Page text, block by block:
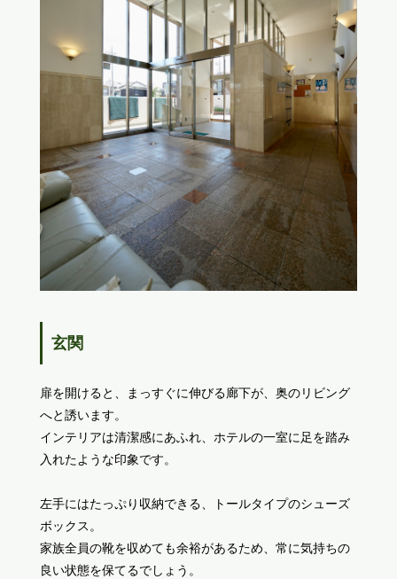
玄関
扉を開けると、まっすぐに伸びる廊下が、奥のリビング
へと誘います。
インテリアは清潔感にあふれ、ホテルの一室に足を踏み
入れたような印象です。
左手にはたっぷり収納できる、トールタイプのシューズ
ボックス。
家族全員の靴を収めても余裕があるため、常に気持ちの
良い状態を保てるでしょう。